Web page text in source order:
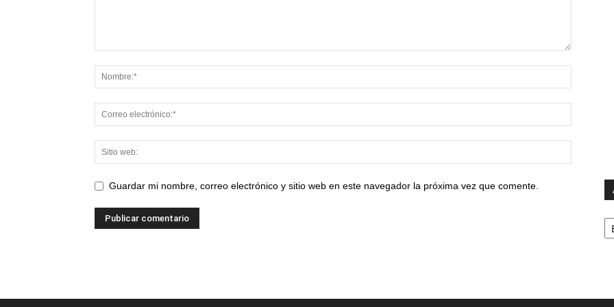
Guardar mi nombre, correo electrónico y sitio web en este navegador la próxima vez que comente.